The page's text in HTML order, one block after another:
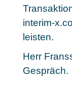
interim-
leisten.
Herr
Gespräch.